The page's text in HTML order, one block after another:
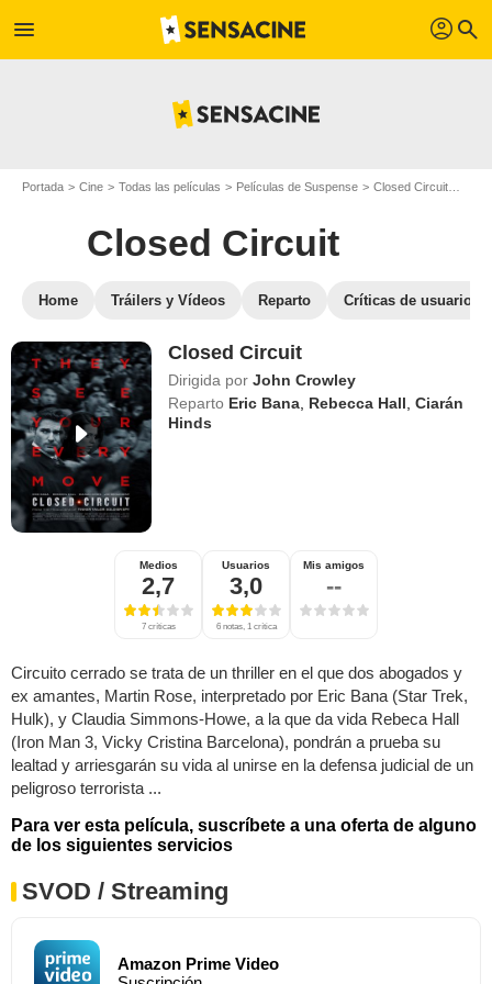
menu profil search
Portada Cine Todas las películas Películas de Suspense Closed Circuit
Closed Circuit
Home Tráilers y Vídeos Reparto Críticas de usuarios
Closed Circuit
Dirigida por John Crowley
Reparto Eric Bana Rebecca Hall ,Ciarán
Hinds
Medios
2,7
7 críticas
Usuarios
3,0
6 notas, 1 crítica
Mis amigos
--
Circuito cerrado se trata de un thriller en el que dos abogados y
ex amantes, Martin Rose, interpretado por Eric Bana (Star Trek,
Hulk), y Claudia Simmons-Howe, a la que da vida Rebeca Hall
(Iron Man 3, Vicky Cristina Barcelona), pondrán a prueba su
lealtad y arriesgarán su vida al unirse en la defensa judicial de un
peligroso terrorista ...
Para ver esta película, suscríbete a una oferta de alguno
de los siguientes servicios
SVOD / Streaming
Amazon Prime Video